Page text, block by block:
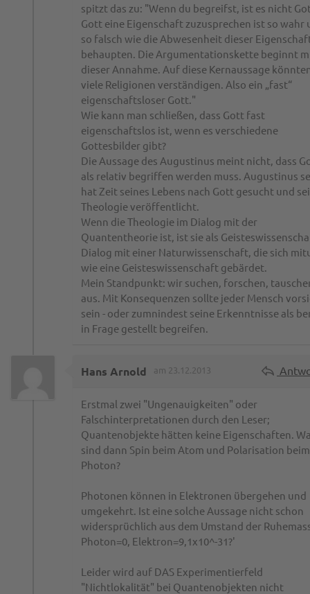
spitzt das zu: "Wenn du begreifst, ist es nicht
Gott eine Eigenschaft zuzusprechen ist so wahr
so falsch wie die Abwesenheit dieser
behaupten. Die Argumentationskette beginnt
dieser Annahme. Auf diese Kernaussage
viele Religionen verständigen. Also ein „fast“
eigenschaftsloser Gott."
Wie kann man schließen, dass Gott fast
eigenschaftslos ist, wenn es verschiedene
Gottesbilder gibt?
Die Aussage des Augustinus meint nicht, dass
als relativ begriffen werden muss. Augustinus
hat Zeit seines Lebens nach Gott gesucht und
Theologie veröffentlicht.
Wenn die Theologie im Dialog mit der
Quantentheorie ist, ist sie als
Dialog mit einer Naturwissenschaft, die sich
wie eine Geisteswissenschaft gebärdet.
Mein Standpunkt: wir suchen, forschen,
aus. Mit Konsequenzen sollte jeder Mensch
sein - oder zumnindest seine Erkenntnisse als
in Frage gestellt begreifen.
Hans Arnold am 23.12.2013
Erstmal zwei "Ungenauigkeiten" oder
Falschinterpretationen durch den Leser;
Quantenobjekte hätten keine Eigenschaften.
sind dann Spin beim Atom und Polarisation beim
Photon?
Photonen können in Elektronen übergehen und
umgekehrt. Ist eine solche Aussage nicht schon
widersprüchlich aus dem Umstand der
Photon=0, Elektron=9,1x10^-31?'
Leider wird auf DAS Experimentierfeld
"Nichtlokalität" bei Quantenobjekten nicht